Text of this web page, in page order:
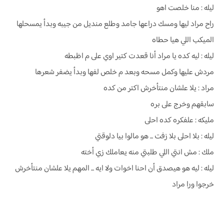
ليله : منا خلصت اهو
راح مراد ليها ومسك دراعها جامد وطلع منديل من جيبه وبدأ يمسحلها
الميكب اللي هيا حطاه
ليله : ليه كده يا مراد أنا قعدت كتير اوي على م اظبطه
مردش عليها وكمل مسحه وبعد م خلص لفها وبدأ يضفر شعرها
مراد : يلا علشان منتأخرش اكتر من كده
سابقهم وخرج على بره
مليكه : علفكره كده احلى
ليله : بلا احلى بلا زفت ... هو مالوا بيا دلوقتي
ملك : مش انتي اللي طلبتي منه يعاملك زي أخته
ليله : ليه هو هيصدق أن احنا اخوات ولا ايه ... المهم يلا علشان منتأخرش
خرجوا ورا مراد